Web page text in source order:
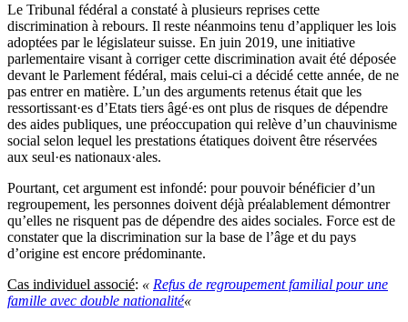
Le Tribunal fédéral a constaté à plusieurs reprises cette
discrimination à rebours. Il reste néanmoins tenu d’appliquer les lois
adoptées par le législateur suisse. En juin 2019, une initiative
parlementaire visant à corriger cette discrimination avait été déposée
devant le Parlement fédéral, mais celui-ci a décidé cette année, de ne
pas entrer en matière. L’un des arguments retenus était que les
ressortissant·es d’Etats tiers âgé·es ont plus de risques de dépendre
des aides publiques, une préoccupation qui relève d’un chauvinisme
social selon lequel les prestations étatiques doivent être réservées
aux seul·es nationaux·ales.
Pourtant, cet argument est infondé: pour pouvoir bénéficier d’un
regroupement, les personnes doivent déjà préalablement démontrer
qu’elles ne risquent pas de dépendre des aides sociales. Force est de
constater que la discrimination sur la base de l’âge et du pays
d’origine est encore ­prédominante.
Cas individuel associé: « Refus de regroupement familial pour une
famille avec double nationalité«